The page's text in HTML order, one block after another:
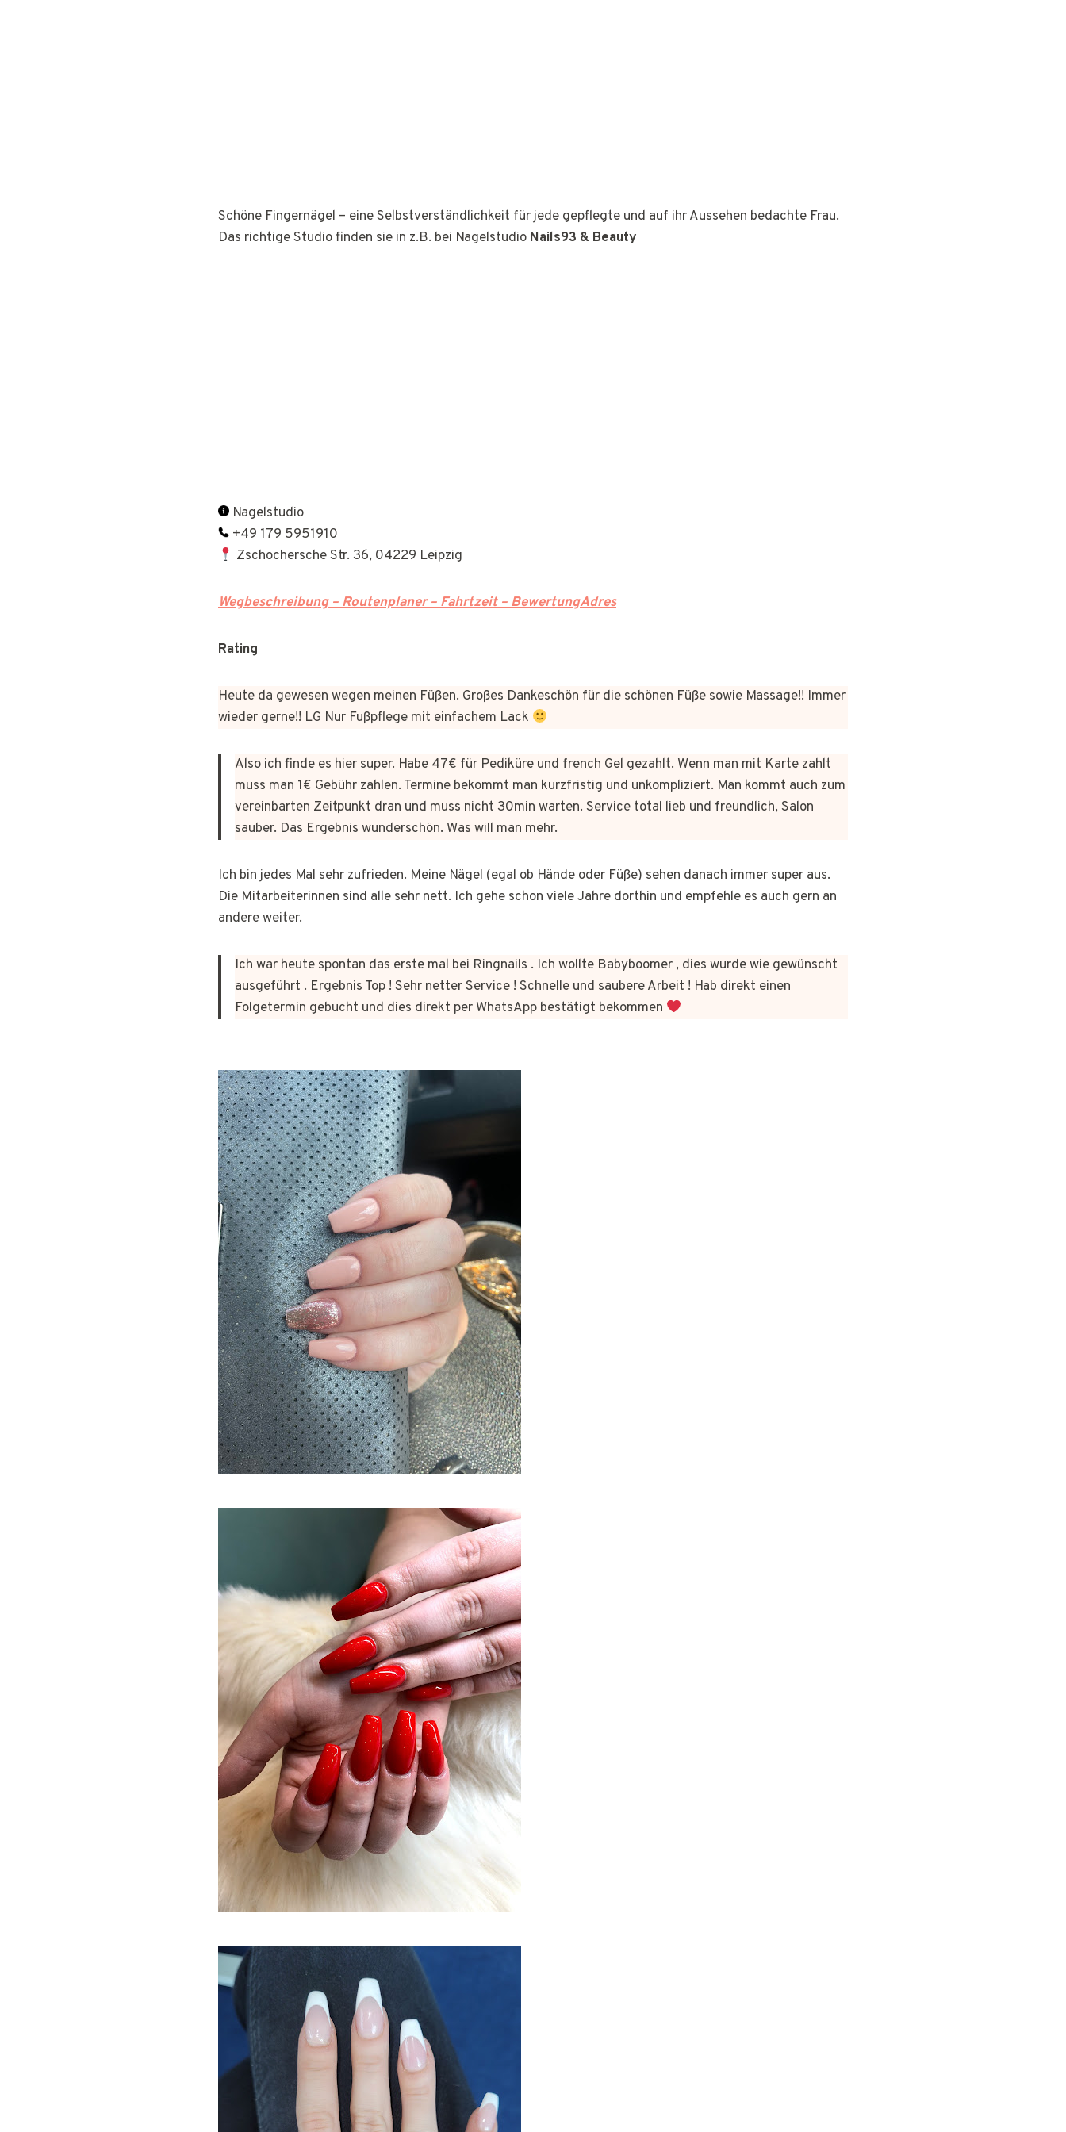
Schöne Fingernägel – eine Selbstverständlichkeit für jede gepflegte und auf ihr Aussehen bedachte Frau.
Das richtige Studio finden sie in z.B. bei Nagelstudio Nails93 & Beauty
Nagelstudio
+49 179 5951910
Zschochersche Str. 36, 04229 Leipzig
Wegbeschreibung – Routenplaner – Fahrtzeit – BewertungAdres
Rating
Heute da gewesen wegen meinen Füßen. Großes Dankeschön für die schönen Füße sowie Massage!! Immer
wieder gerne!! LG Nur Fußpflege mit einfachem Lack
Also ich finde es hier super. Habe 47€ für Pediküre und french Gel gezahlt. Wenn man mit Karte zahlt
muss man 1€ Gebühr zahlen. Termine bekommt man kurzfristig und unkompliziert. Man kommt auch zum
vereinbarten Zeitpunkt dran und muss nicht 30min warten. Service total lieb und freundlich, Salon
sauber. Das Ergebnis wunderschön. Was will man mehr.
Ich bin jedes Mal sehr zufrieden. Meine Nägel (egal ob Hände oder Füße) sehen danach immer super aus.
Die Mitarbeiterinnen sind alle sehr nett. Ich gehe schon viele Jahre dorthin und empfehle es auch gern an
andere weiter.
Ich war heute spontan das erste mal bei Ringnails . Ich wollte Babyboomer , dies wurde wie gewünscht
ausgeführt . Ergebnis Top ! Sehr netter Service ! Schnelle und saubere Arbeit ! Hab direkt einen
Folgetermin gebucht und dies direkt per WhatsApp bestätigt bekommen